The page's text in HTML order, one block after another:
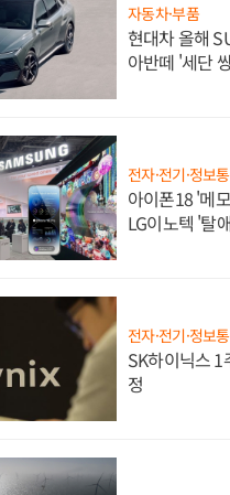
자동차·부품
현대차 올해
아반떼 '세단
전자·전기·정보
아이폰18 '메
LG이노텍 '탈
전자·전기·정보
SK하이닉스 1
정